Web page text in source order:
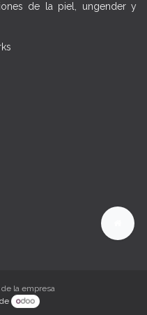
de la piel, ungender y
la empresa